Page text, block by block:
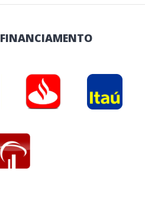
FINANCIAMENTO